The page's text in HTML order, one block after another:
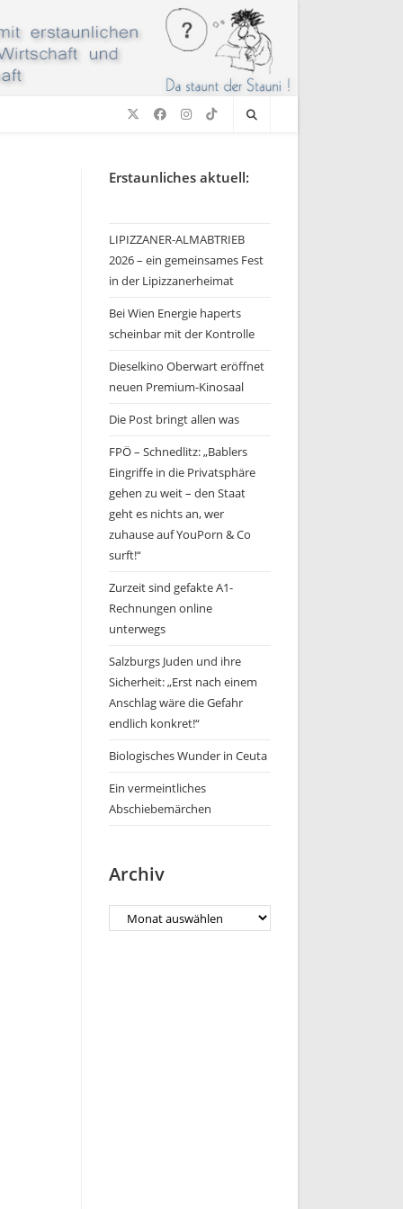
Erstaunliches aktuell:
LIPIZZANER-ALMABTRIEB
2026 – ein gemeinsames Fest
in der Lipizzanerheimat
Bei Wien Energie haperts
scheinbar mit der Kontrolle
Dieselkino Oberwart eröffnet
neuen Premium-Kinosaal
Die Post bringt allen was
FPÖ – Schnedlitz: „Bablers
Eingriffe in die Privatsphäre
gehen zu weit – den Staat
geht es nichts an, wer
zuhause auf YouPorn & Co
surft!“
Zurzeit sind gefakte A1-
Rechnungen online
unterwegs
Salzburgs Juden und ihre
Sicherheit: „Erst nach einem
Anschlag wäre die Gefahr
endlich konkret!“
Biologisches Wunder in Ceuta
Ein vermeintliches
Abschiebemärchen
Archiv
Archiv